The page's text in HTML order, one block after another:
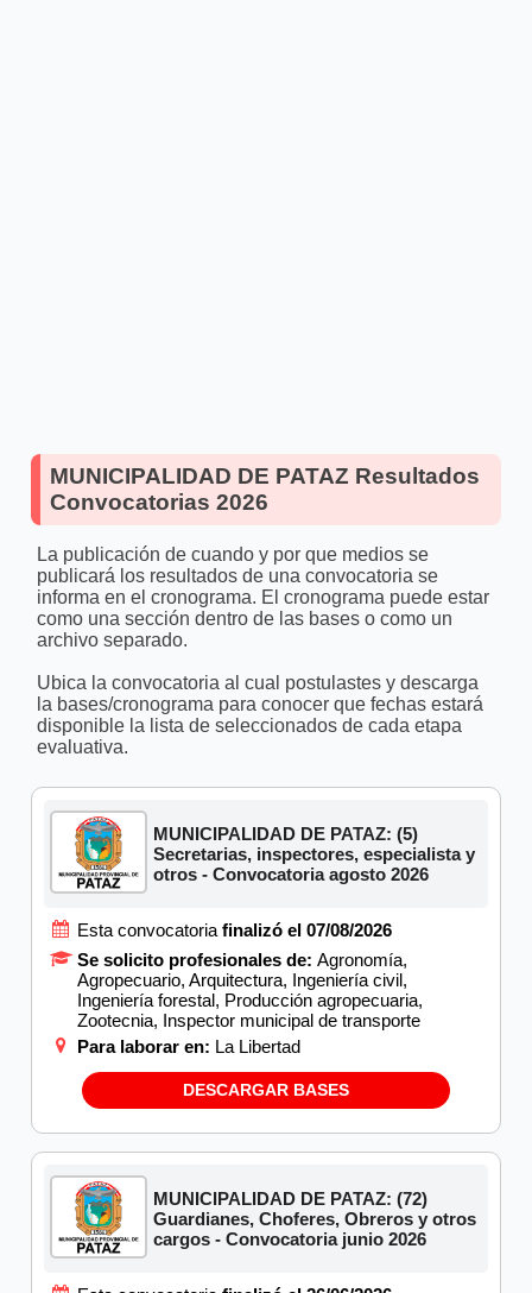
MUNICIPALIDAD DE PATAZ Resultados
Convocatorias 2026
La publicación de cuando y por que medios se
publicará los resultados de una convocatoria se
informa en el cronograma. El cronograma puede estar
como una sección dentro de las bases o como un
archivo separado.
Ubica la convocatoria al cual postulastes y descarga
la bases/cronograma para conocer que fechas estará
disponible la lista de seleccionados de cada etapa
evaluativa.
MUNICIPALIDAD DE PATAZ: (5)
Secretarias, inspectores, especialista y
otros - Convocatoria agosto 2026
Esta convocatoria finalizó el 07/08/2026
Se solicito profesionales de: Agronomía,
Agropecuario, Arquitectura, Ingeniería civil,
Ingeniería forestal, Producción agropecuaria,
Zootecnia, Inspector municipal de transporte
Para laborar en: La Libertad
DESCARGAR BASES
MUNICIPALIDAD DE PATAZ: (72)
Guardianes, Choferes, Obreros y otros
cargos - Convocatoria junio 2026